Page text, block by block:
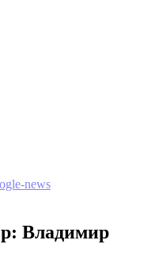
news
Владимир